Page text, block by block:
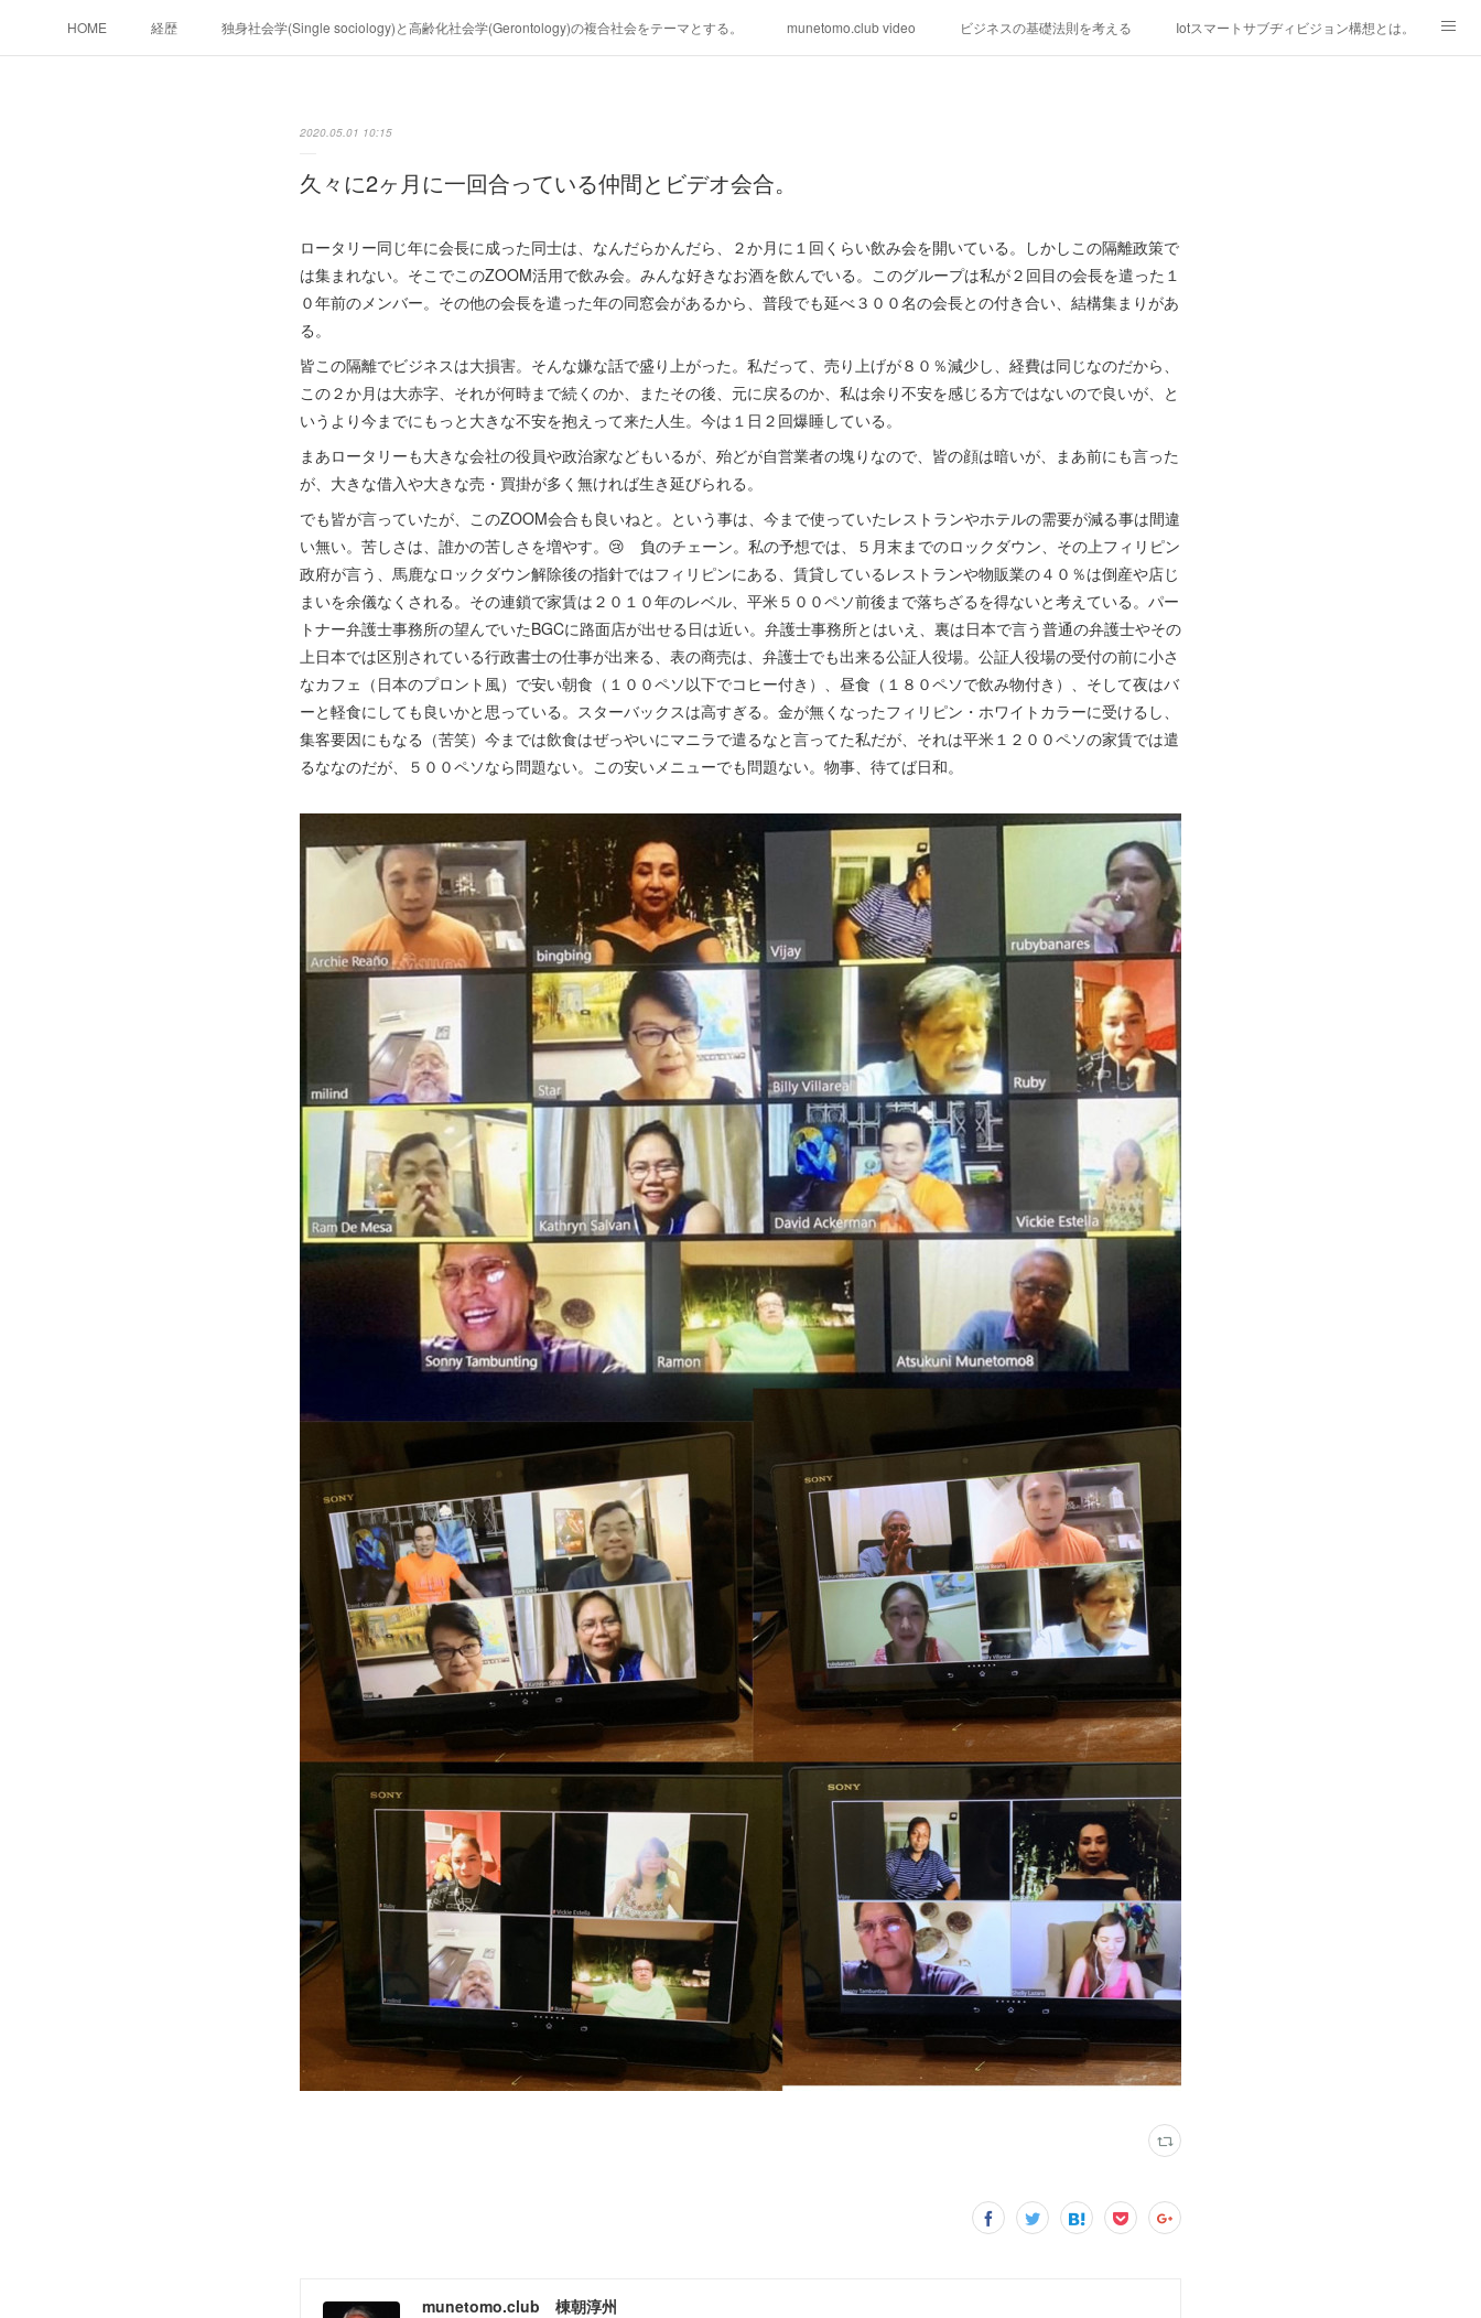
HOME 経歴 独身社会学(Single sociology)と高齢化社会学(Gerontology)の複合社会をテーマとする。 munetomo.club video ビジネスの基礎法則を考える Iotスマートサブヂィビジョン構想とは。
フィリピンマンションは買うべきでは無い理由は全てここにある。
未来２１００研究所他のアイデア マニラ男の手料理 総集編
2020.05.01 10:15
久々に2ヶ月に一回合っている仲間とビデオ会合。
ロータリー同じ年に会長に成った同士は、なんだらかんだら、２か月に１回くらい飲み会を開いている。しかしこの隔離政策で
は集まれない。そこでこのZOOM活用で飲み会。みんな好きなお酒を飲んでいる。このグループは私が２回目の会長を遣った１
０年前のメンバー。その他の会長を遣った年の同窓会があるから、普段でも延べ３００名の会長との付き合い、結構集まりがあ
る。
皆この隔離でビジネスは大損害。そんな嫌な話で盛り上がった。私だって、売り上げが８０％減少し、経費は同じなのだから、
この２か月は大赤字、それが何時まで続くのか、またその後、元に戻るのか、私は余り不安を感じる方ではないので良いが、と
いうより今までにもっと大きな不安を抱えって来た人生。今は１日２回爆睡している。
まあロータリーも大きな会社の役員や政治家などもいるが、殆どが自営業者の塊りなので、皆の顔は暗いが、まあ前にも言った
が、大きな借入や大きな売・買掛が多く無ければ生き延びられる。
でも皆が言っていたが、このZOOM会合も良いねと。という事は、今まで使っていたレストランやホテルの需要が減る事は間違
い無い。苦しさは、誰かの苦しさを増やす。😢 負のチェーン。私の予想では、５月末までのロックダウン、その上フィリピン
政府が言う、馬鹿なロックダウン解除後の指針ではフィリピンにある、賃貸しているレストランや物販業の４０％は倒産や店じ
まいを余儀なくされる。その連鎖で家賃は２０１０年のレベル、平米５００ペソ前後まで落ちざるを得ないと考えている。パー
トナー弁護士事務所の望んでいたBGCに路面店が出せる日は近い。弁護士事務所とはいえ、裏は日本で言う普通の弁護士やその
上日本では区別されている行政書士の仕事が出来る、表の商売は、弁護士でも出来る公証人役場。公証人役場の受付の前に小さ
なカフェ（日本のプロント風）で安い朝食（１００ペソ以下でコヒー付き）、昼食（１８０ペソで飲み物付き）、そして夜はバ
ーと軽食にしても良いかと思っている。スターバックスは高すぎる。金が無くなったフィリピン・ホワイトカラーに受けるし、
集客要因にもなる（苦笑）今までは飲食はぜっやいにマニラで遣るなと言ってた私だが、それは平米１２００ペソの家賃では遣
るななのだが、５００ペソなら問題ない。この安いメニューでも問題ない。物事、待てば日和。
munetomo.club 棟朝淳州